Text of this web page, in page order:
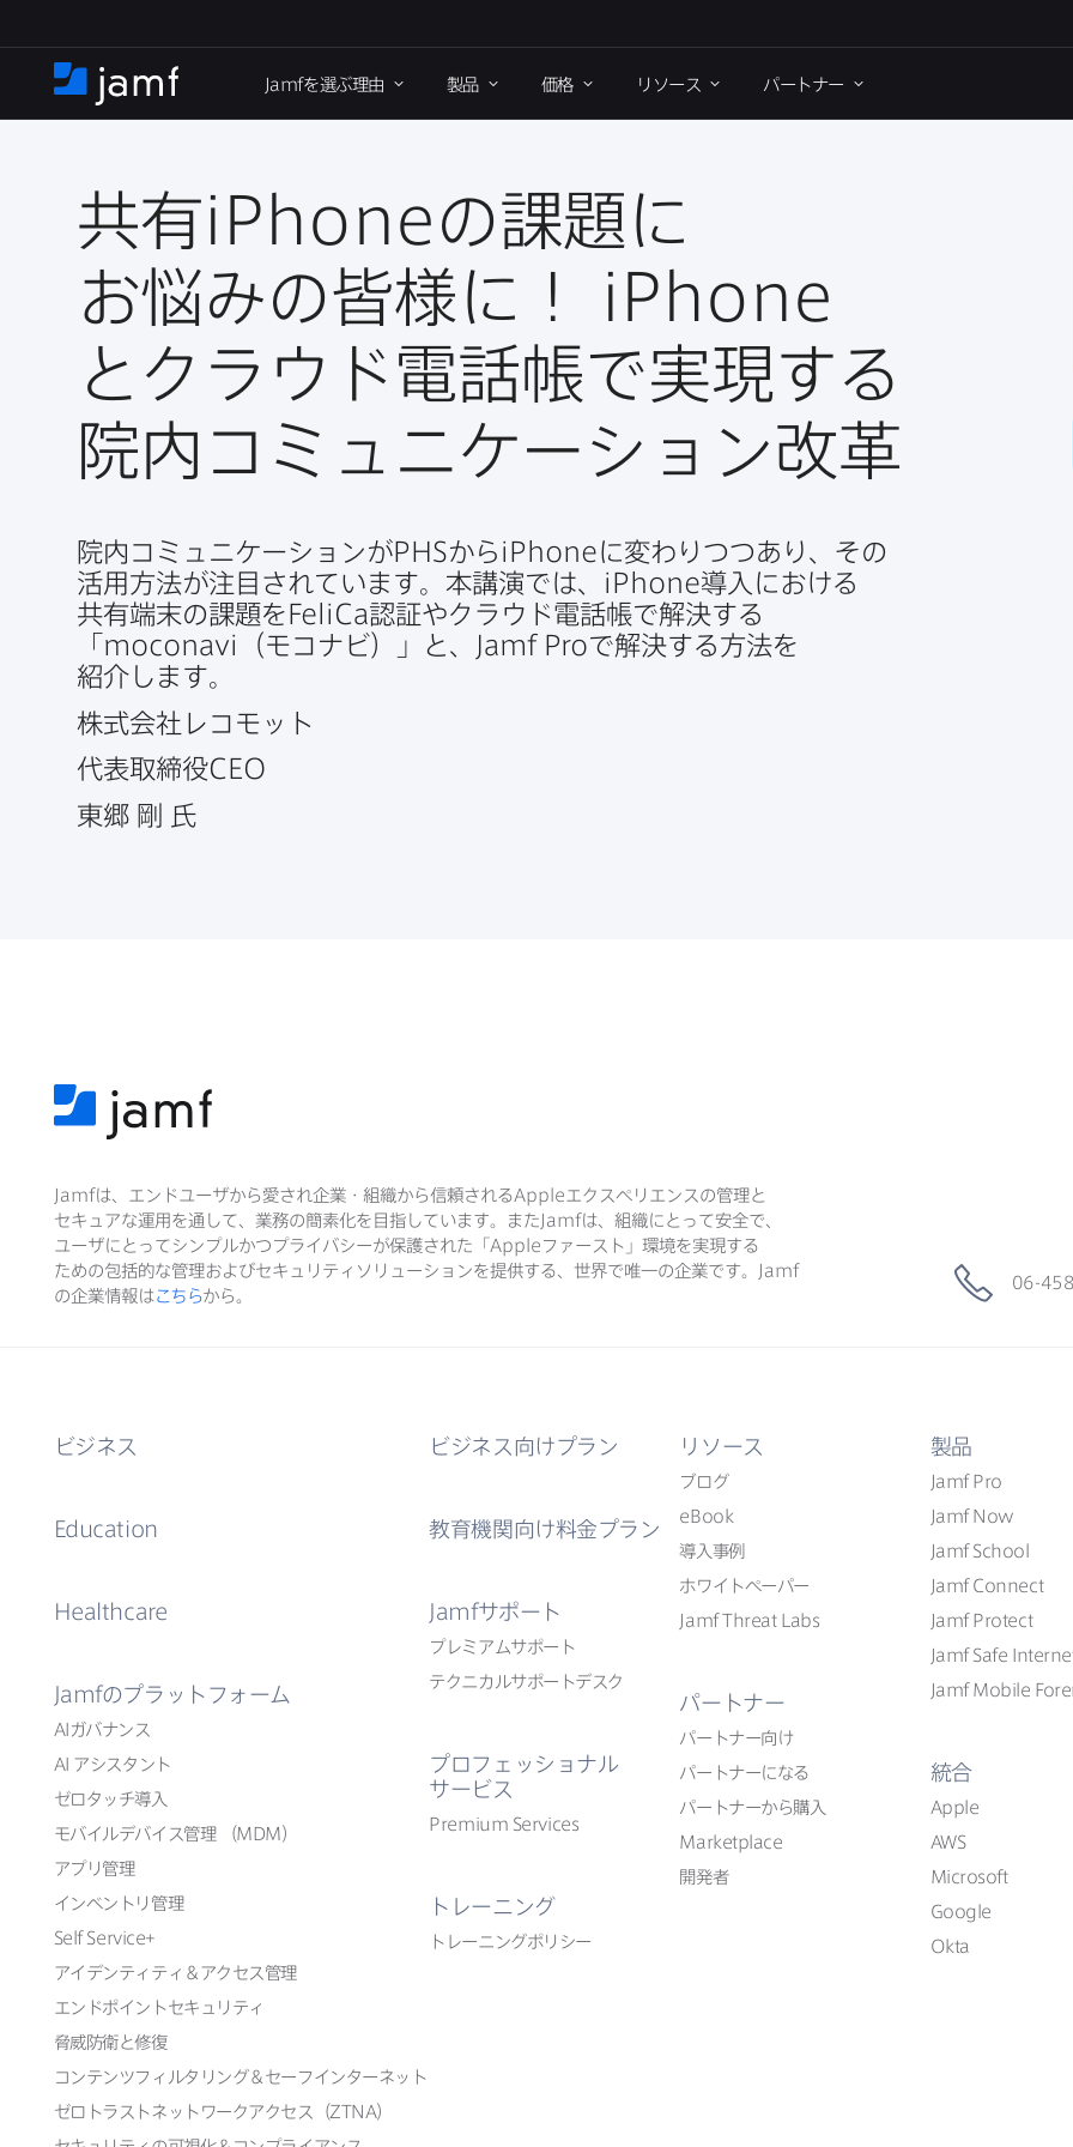
イ
ン
ツ
ホ
ー
Jamfを​選ぶ理由 製品 価格 リソース パートナー
共有iPhoneの​課題に​
お悩みの​皆様に！
iPhone
と​クラウド電話帳で​実現する​
院内コミュニケーション改革
院内コミュニケーションがPHSから iPhoneに​変わりつつ​あり、​その​
活用方​法が​注目されています。​本講演では、 iPhone導入に​おける​
共有端末の​課題を FeliCa認証や​クラウド電話帳で​解決する​
「 moconavi （モコナビ）」と、 Jamf Proで​解決する​方​法を​
紹介します。
株式会社レコモット
代表取締役CEO
東郷 剛 氏
Jamfは、​エンドユーザから​愛され企業・組織から​信頼されるApple エクスペリエンスの​管理と​
セキュアな​運用を​通して、​業務の​簡素化を​目指しています。​また Jamfは、​組織に​とって​安全で、​
ユーザに​とって​シンプルかつプライバシーが​保護された​「 Apple ファースト」環境を​実現する​
ための​包括的な​管理および​セキュリティソリューションを​提供する、​世界で​唯一の​企業です。
Jamf
の​企業情報はこちらから。
06-
ビジネス
Education
Healthcare
Jamfの​プラットフォーム
AI ガバナンス
AI アシスタント
ゼロタッチ導入
モバイルデバイス管理
（MDM ）
アプリ管理
インベントリ管理
Self Service+
アイデンティティ＆アクセス管理
エンドポイントセキュリティ
脅威防衛と​修復
コンテンツフィルタリング＆セーフインターネット
ゼロトラストネットワークアクセス​（ZTNA）
ビジネス向けプラン
教育機関向け料金プラン
Jamfサポート
プレミアムサポート
テクニカルサポートデスク
プロフェッショナル
サービス
Premium Services
トレーニング
トレーニングポリシー
リソース
ブログ
eBook
導入事例
ホワイトペーパー
Jamf Threat Labs
パートナー
パートナー向け
パートナーに​なる
パートナーから​購入
Marketplace
開発者
製品
Jamf Pro
Jamf Now
Jamf School
Jamf Connect
Jamf Protect
Jamf Safe
Jamf Mobile
統合
Apple
AWS
Microsoft
Google
Okta